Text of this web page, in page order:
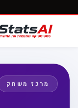
מרכז משחק